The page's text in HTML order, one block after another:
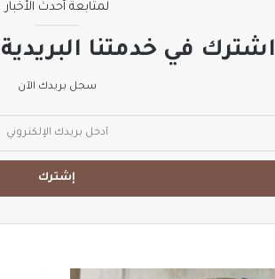
لمتابعة أحدث الأخبار
اشترك في خدمتنا
سجل بريدك الآن